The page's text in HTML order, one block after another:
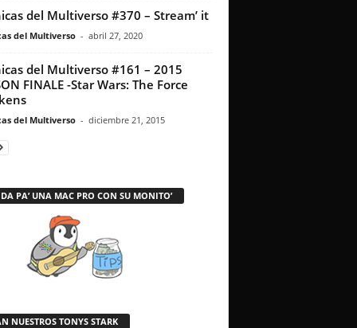
del Multiverso #370 – Stream’ it
del Multiverso - abril 27, 2020
del Multiverso #161 – 2015
FINALE -Star Wars: The Force
del Multiverso - diciembre 21, 2015
PA’ UNA MAC PRO CON SU MONITO’
NUESTROS TONYS STARK